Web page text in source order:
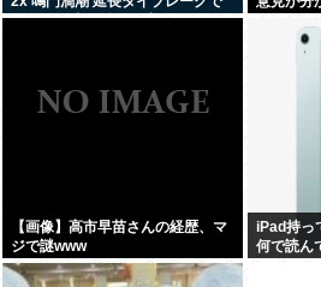
サヨナラ勝ち 鳴門渦潮として甲子
【画像】高市早苗さんの経歴、マ
ジで謎www
iPad持っ
何で読ん